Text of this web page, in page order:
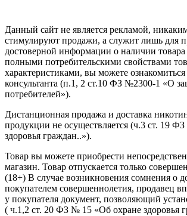
Данный сайт не является рекламой,
стимулируют продажи, а служит лишь для
достоверной информации о наличии
полными потребительскими свойствами
характеристиками, вы можете
консультанта (п.1, 2 ст.10 ФЗ №2300-1 «О
потребителей»).
Дистанционная продажа и доставка
продукции не осуществляется (ч.3 ст. 19
здоровья граждан..»).
Товар вы можете приобрести
магазин. Товар отпускается только
(18+) В случае возникновения сомнения о
покупателем совершеннолетия, продавец
у покупателя документ, позволяющий
( ч.1,2 ст. 20 ФЗ № 15 «Об охране здоровья